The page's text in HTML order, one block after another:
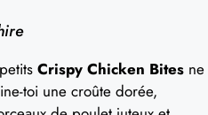
Crispy Chicken Bites ne
toi une croûte dorée,